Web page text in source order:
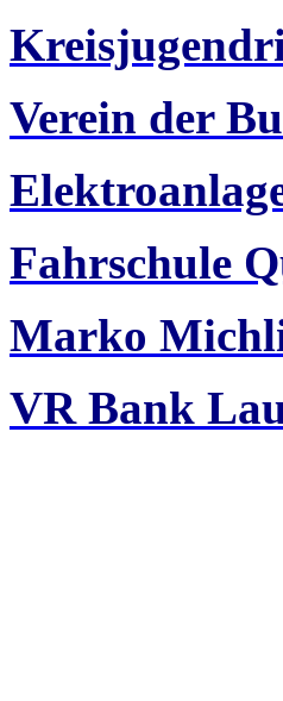
Verein der
Fahrschule
Marko
VR Bank